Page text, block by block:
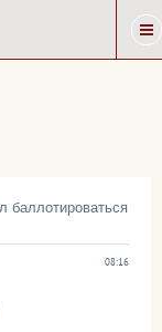
баллотироваться
08:16